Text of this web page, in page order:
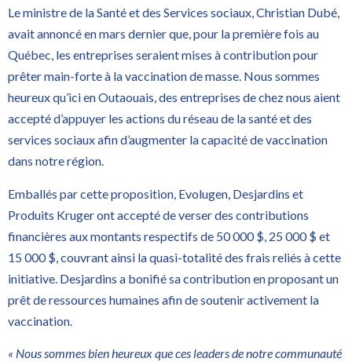
Le ministre de la Santé et des Services sociaux, Christian Dubé,
avait annoncé en mars dernier que, pour la première fois au
Québec, les entreprises seraient mises à contribution pour
prêter main-forte à la vaccination de masse. Nous sommes
heureux qu’ici en Outaouais, des entreprises de chez nous aient
accepté d’appuyer les actions du réseau de la santé et des
services sociaux afin d’augmenter la capacité de vaccination
dans notre région.
Emballés par cette proposition, Evolugen, Desjardins et
Produits Kruger ont accepté de verser des contributions
financières aux montants respectifs de 50 000 $, 25 000 $ et
15 000 $, couvrant ainsi la quasi-totalité des frais reliés à cette
initiative. Desjardins a bonifié sa contribution en proposant un
prêt de ressources humaines afin de soutenir activement la
vaccination.
« Nous sommes bien heureux que ces leaders de notre communauté